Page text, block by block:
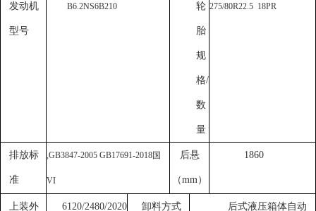
发动机
型号
B6.2NS6B210 轮
胎
规
格/
数
量
275/80R22.5 18PR
排放标
准
,GB3847-2005 GB17691-2018国
VI
后悬
（mm）
1860
上装外 6120/2480/2020 卸料方式 后式液压箱体自动